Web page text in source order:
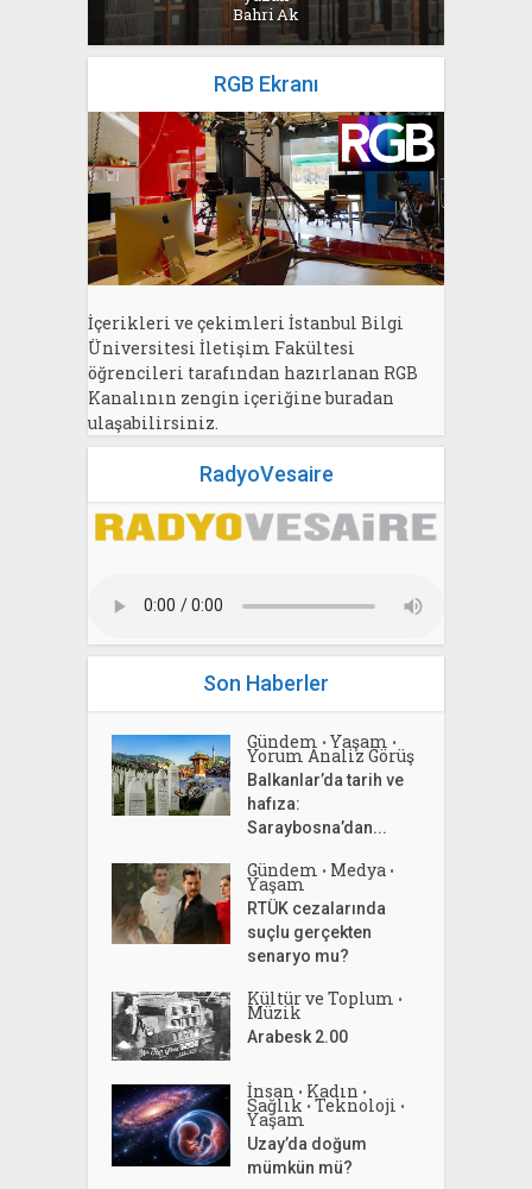
Bahri Ak
RGB Ekranı
İçerikleri ve çekimleri İstanbul Bilgi
Üniversitesi İletişim Fakültesi
öğrencileri tarafından hazırlanan RGB
Kanalının zengin içeriğine buradan
ulaşabilirsiniz.
RadyoVesaire
Son Haberler
Gündem • Yaşam •
Yorum Analiz Görüş
Balkanlar’da tarih ve
hafıza:
Saraybosna’dan...
Gündem • Medya •
Yaşam
RTÜK cezalarında
suçlu gerçekten
senaryo mu?
Kültür ve Toplum •
Müzik
Arabesk 2.00
İnsan • Kadın •
Sağlık • Teknoloji •
Yaşam
Uzay’da doğum
mümkün mü?